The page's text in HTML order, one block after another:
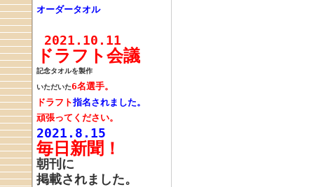
オーダータオル
2021.10.11
ドラフト会議
記念タオルを製作
いただいた6名選手。
ドラフト指名されました。
頑張ってください。
2021.8. 15
毎日新聞！
朝刊に
掲載されました。